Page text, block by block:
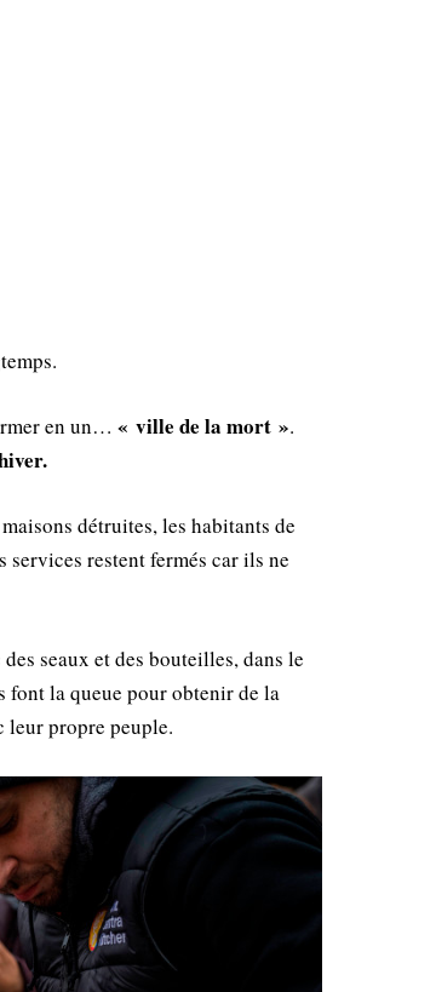
en un… « ville de la mort ».
détruites, les habitants de
services restent fermés car ils ne
seaux et des bouteilles, dans le
font la queue pour obtenir de la
leur propre peuple.